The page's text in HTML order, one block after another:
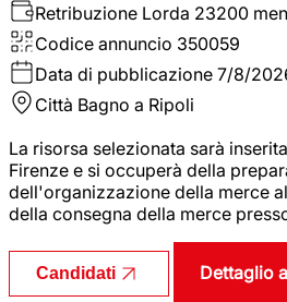
Retribuzione Lorda 23200
Codice annuncio 350059
Data di pubblicazione 7/8/
Città Bagno a Ripoli
La risorsa selezionata sarà
Firenze e si occuperà della
dell'organizzazione della merce
della consegna della merce
Candidati Dettaglio